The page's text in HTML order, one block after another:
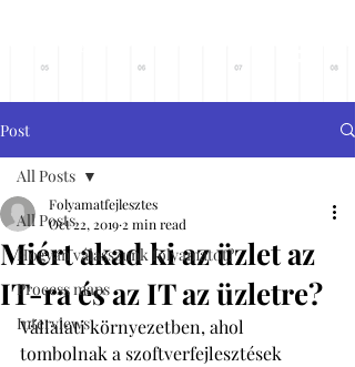
Post
All Posts
Hogyan válasszunk folyamatot?
Process maps
Interviews
All Posts
Miért akad ki az üzlet az
IT-ra és az IT az üzletre?
Folyamatfejlesztes
Oct 22, 2019 2 min read
Vállalati környezetben, ahol
tombolnak a szoftverfejlesztések